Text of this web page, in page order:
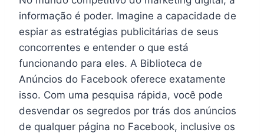
informação é poder. Imagine a capacidade de
espiar as estratégias publicitárias de seus
concorrentes e entender o que está
funcionando para eles. A Biblioteca de
Anúncios do Facebook oferece exatamente
isso. Com uma pesquisa rápida, você pode
desvendar os segredos por trás dos anúncios
de qualquer página no Facebook, inclusive os